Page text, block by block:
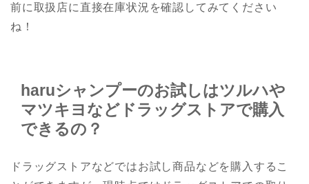
前に取扱店に直接在庫状況を確認してみてください
ね！
haruシャンプーのお試しはツルハや
マツキヨなどドラッグストアで購入
できるの？
ドラッグストアなどではお試し商品などを購入するこ